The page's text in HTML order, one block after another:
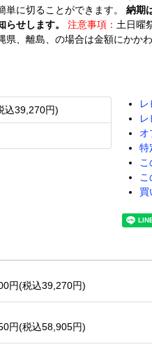
単に切ることができます。 納期
せします。
注意事項： 土日曜
県、離島、の場合は金額にかか
込39,270円)
オ
特
買
円(税込39,270円)
円(税込58,905円)